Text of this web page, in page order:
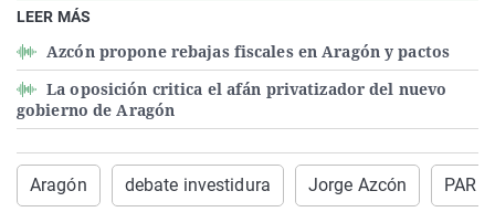
LEER MÁS
Azcón propone rebajas fiscales en Aragón y pactos
La oposición critica el afán privatizador del nuevo
gobierno de Aragón
Aragón debate investidura Jorge Azcón PAR